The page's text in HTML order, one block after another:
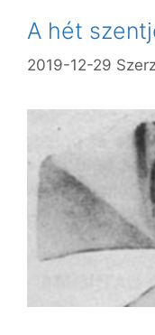
A hét
2019-12-29